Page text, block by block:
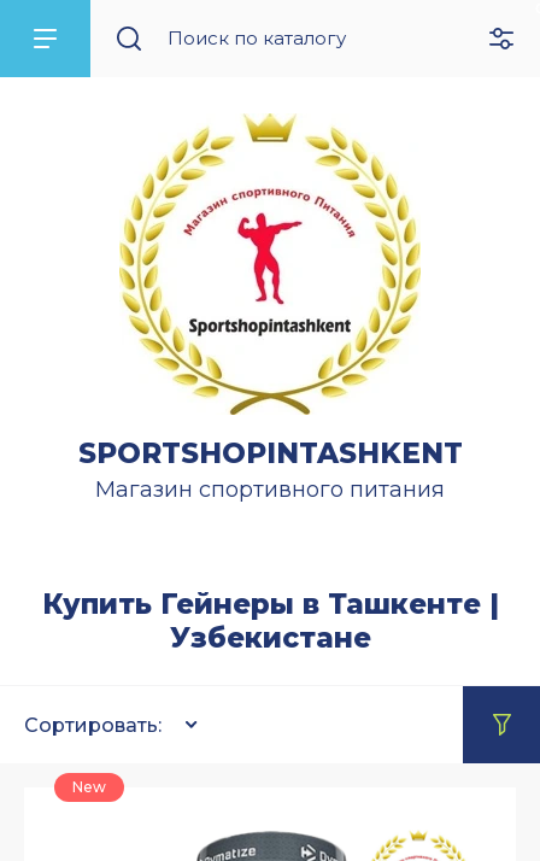
SPORTSHOPINTASHKENT
Магазин спортивного питания
Купить Гейнеры в Ташкенте |
Узбекистане
Сортировать:
New